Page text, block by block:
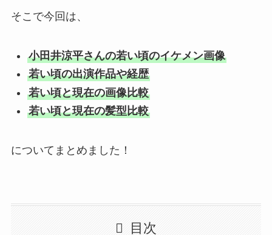
そこで今回は、
小田井涼平さんの若い頃のイケメン画像
若い頃の出演作品や経歴
若い頃と現在の画像比較
若い頃と現在の髪型比較
についてまとめました！
目次